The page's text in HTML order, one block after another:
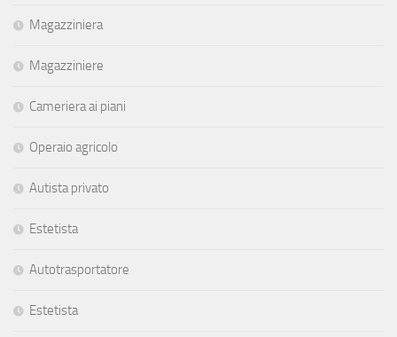
Magazziniera
Magazziniere
Cameriera ai piani
Operaio agricolo
Autista privato
Estetista
Autotrasportatore
Estetista